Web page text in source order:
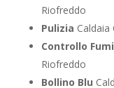
Riofreddo
Pulizia
Controllo Fumi
Riofreddo
Bollino Blu